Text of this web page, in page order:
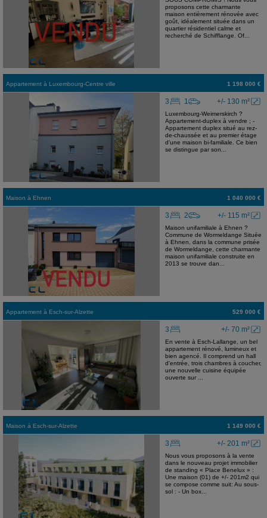
proposons cette charmante
maison entièrement rénovée avec
goût, idéalement située dans un
quartier résidentiel calme et
recherché de Schifflange. Of...
Appartement à Luxembourg-Centre ville 1 198 000 €
+/- 130 m²
3 1
Luxembourg-Weimerskirch ?
Appartement-duplex à vendre ; -
Appartement duplex situé au rez-
de-chaussée et au premier étage
d'une maison bi-familiale. Ce bien
se distingue par son...
Maison à Ehnen 1 040 000 €
+/- 115 m²
3 2
Maison unifamiliale à Ehnen ?
Commune de Wormeldange Située
à Ehnen, dans la commune prisée
de Wormeldange, cette charmante
maison unifamiliale construite en
2013 se trouve dan...
Appartement à Esch-sur-Alzette 529 000 €
+/- 70 m²
3
En vente à Esch-Lallange, un bel
appartement rénové, lumineux et
bien agencé. Il comprend un hall
d'entrée, trois chambres à coucher,
une nouvelle cuisine équipée
ouverte sur ...
Maison à Esch-sur-Alzette 1 149 000 €
+/- 201 m²
3
Nous vous proposons à la vente
dans le nouveau projet immobilier
de standing « Place Benelux » :
Une maison (01) de +/- 201m2 qui
se compose comme suit: Au sous-
sol : - Un box...